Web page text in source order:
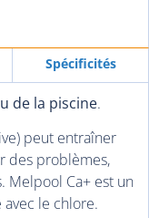
Spécificités
de la piscine.
peut entraîner
des problèmes,
Melpool Ca+ est un
le chlore.